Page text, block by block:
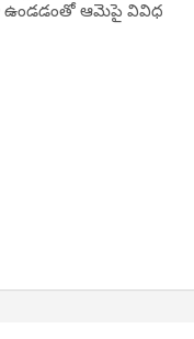
ఉండడంతో ఆమెపై వివిధ